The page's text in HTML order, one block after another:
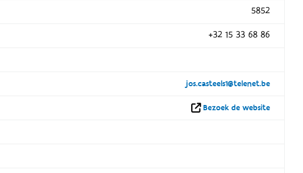
5852
+32 15 33 68 86
jos.casteels1@telenet.be
Bezoek de website